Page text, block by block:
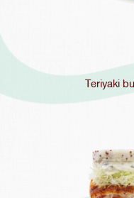
Teriyaki